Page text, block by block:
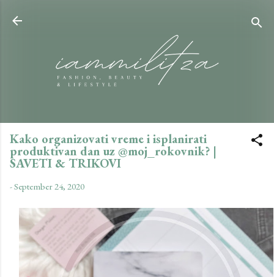
Kako organizovati vreme i isplanirati
produktivan dan uz @moj_rokovnik? |
SAVETI & TRIKOVI
-September 24, 2020